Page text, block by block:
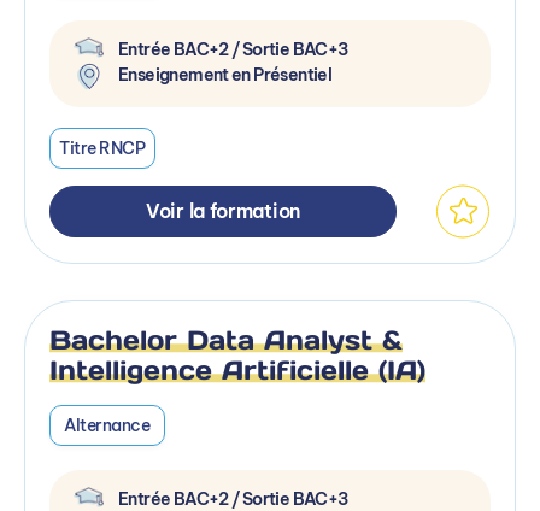
Entrée BAC+2 / Sortie BAC+3
Enseignement en Présentiel
Titre RNCP
Voir la formation
Bachelor Data Analyst &
Intelligence Artificielle (IA)
Alternance
Entrée BAC+2 / Sortie BAC+3